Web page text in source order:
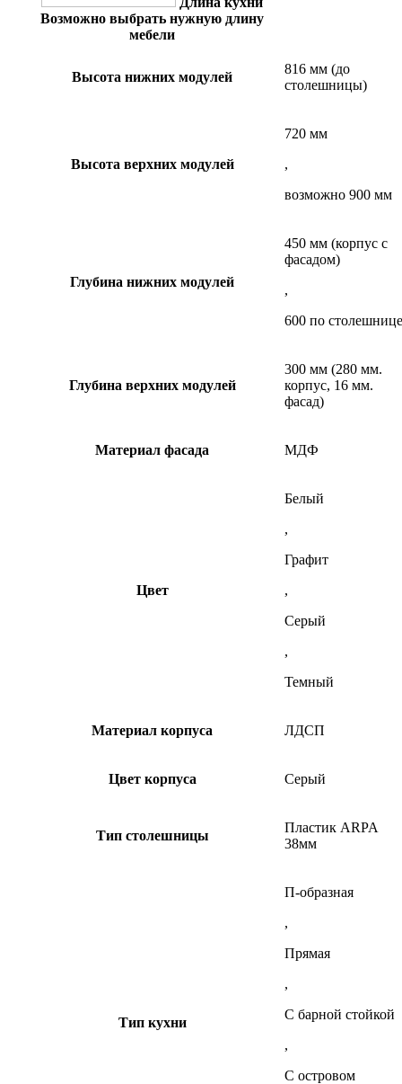
Возможно выбрать нужную длину
мебели
Высота нижних модулей
816 мм (до
столешницы)
Высота верхних модулей
720 мм
,
возможно 900 мм
Глубина нижних модулей
450 мм (корпус с
фасадом)
,
600 по столешнице
Глубина верхних модулей
300 мм (280 мм.
корпус, 16 мм.
фасад)
Материал фасада МДФ
Цвет
Белый
,
Графит
,
Серый
,
Темный
Материал корпуса ЛДСП
Цвет корпуса Серый
Тип столешницы
Пластик ARPA
38мм
Тип кухни
П-образная
,
Прямая
,
С барной стойкой
,
С островом